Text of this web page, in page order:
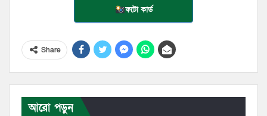
ফটো কার্ড
Share
আরো পড়ুন